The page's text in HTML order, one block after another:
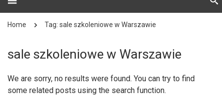
Home Tag: sale szkoleniowe w Warszawie
sale szkoleniowe w Warszawie
We are sorry, no results were found. You can try to find
some related posts using the search function.